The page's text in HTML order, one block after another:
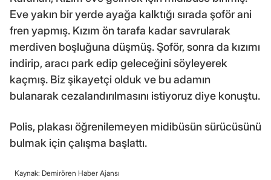
Eve yakın bir yerde ayağa kalktığı sırada şoför ani
fren yapmış. Kızım ön tarafa kadar savrularak
merdiven boşluğuna düşmüş. Şoför, sonra da kızımı
indirip, aracı park edip geleceğini söyleyerek
kaçmış. Biz şikayetçi olduk ve bu adamın
bulanarak cezalandırılmasını istiyoruz diye konuştu.
Polis, plakası öğrenilemeyen midibüsün sürücüsünü
bulmak için çalışma başlattı.
Kaynak: Demirören Haber Ajansı